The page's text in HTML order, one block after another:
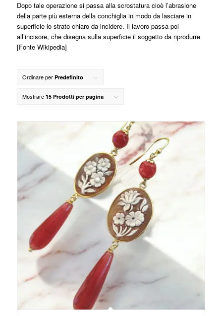
Dopo tale operazione si passa alla scrostaturacioè l’abrasione
della parte più esterna della conchiglia in modo da lasciare in
superficie lo strato chiaro da incidere. Il lavoro passa poi
all’incisore, che disegna sulla superficie il soggetto da riprodurre
[Fonte Wikipedia]
Ordinare per Predefinito
Mostrare 15 Prodotti per pagina